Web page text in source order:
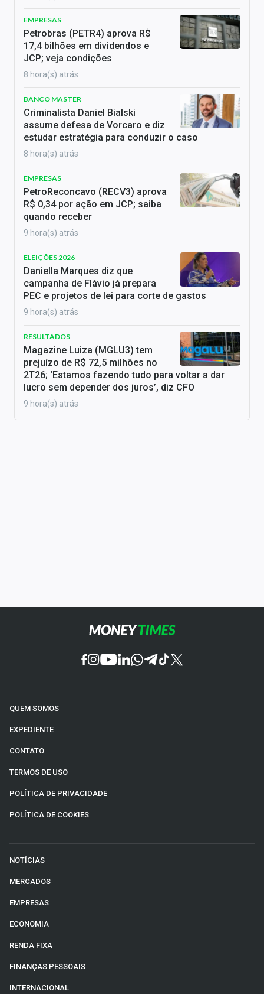
EMPRESAS
Petrobras (PETR4) aprova R$
17,4 bilhões em dividendos e
JCP; veja condições
8 hora(s) atrás
BANCO MASTER
Criminalista Daniel Bialski
assume defesa de Vorcaro e diz
estudar estratégia para conduzir o caso
8 hora(s) atrás
EMPRESAS
PetroReconcavo (RECV3) aprova
R$ 0,34 por ação em JCP; saiba
quando receber
9 hora(s) atrás
ELEIÇÕES 2026
Daniella Marques diz que
campanha de Flávio já prepara
PEC e projetos de lei para corte de gastos
9 hora(s) atrás
RESULTADOS
Magazine Luiza (MGLU3) tem
prejuízo de R$ 72,5 milhões no
2T26; ‘Estamos fazendo tudo para voltar a dar
lucro sem depender dos juros’, diz CFO
9 hora(s) atrás
QUEM SOMOS
EXPEDIENTE
CONTATO
TERMOS DE USO
POLÍTICA DE PRIVACIDADE
POLÍTICA DE COOKIES
NOTÍCIAS
MERCADOS
EMPRESAS
ECONOMIA
RENDA FIXA
FINANÇAS PESSOAIS
INTERNACIONAL